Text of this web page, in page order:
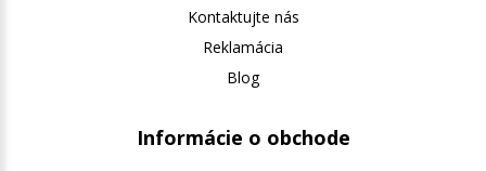
Kontaktujte nás
Reklamácia
Blog
Informácie o obchode